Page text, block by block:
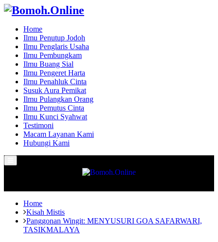
Home
Ilmu Penutup Jodoh
Ilmu Penglaris Usaha
Ilmu Pembungkam
Ilmu Buang Sial
Ilmu Pengeret Harta
Ilmu Penahluk Cinta
Susuk Aura Pemikat
Ilmu Pulangkan Orang
Ilmu Pemutus Cinta
Ilmu Kunci Syahwat
Testimoni
Macam Layanan Kami
Hubungi Kami
Menu
Home
Kisah Mistis
Panggonan Wingit: MENYUSURI GOA SAFARWARI,
TASIKMALAYA